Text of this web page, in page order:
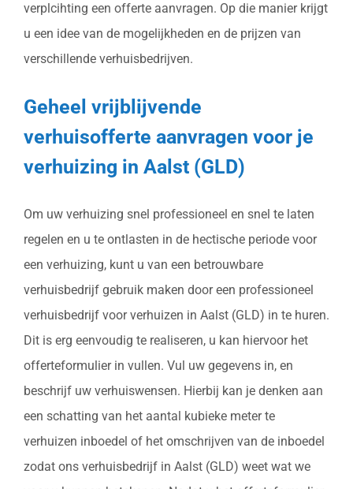
verplcihting een offerte aanvragen. Op die manier krijgt
u een idee van de mogelijkheden en de prijzen van
verschillende verhuisbedrijven.
Geheel vrijblijvende
verhuisofferte aanvragen voor je
verhuizing in Aalst (GLD)
Om uw verhuizing snel professioneel en snel te laten
regelen en u te ontlasten in de hectische periode voor
een verhuizing, kunt u van een betrouwbare
verhuisbedrijf gebruik maken door een professioneel
verhuisbedrijf voor verhuizen in Aalst (GLD) in te huren.
Dit is erg eenvoudig te realiseren, u kan hiervoor het
offerteformulier in vullen. Vul uw gegevens in, en
beschrijf uw verhuiswensen. Hierbij kan je denken aan
een schatting van het aantal kubieke meter te
verhuizen inboedel of het omschrijven van de inboedel
zodat ons verhuisbedrijf in Aalst (GLD) weet wat we